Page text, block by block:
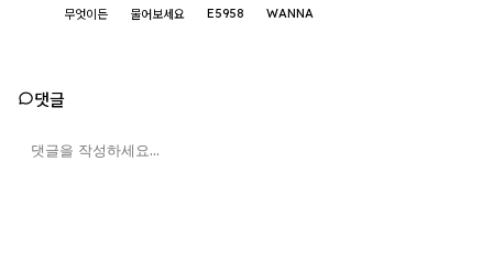
무엇이든 물어보세요 E5958 WANNA
댓글